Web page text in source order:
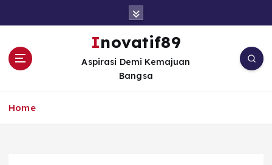
Inovatif89
Aspirasi Demi Kemajuan
Bangsa
Home